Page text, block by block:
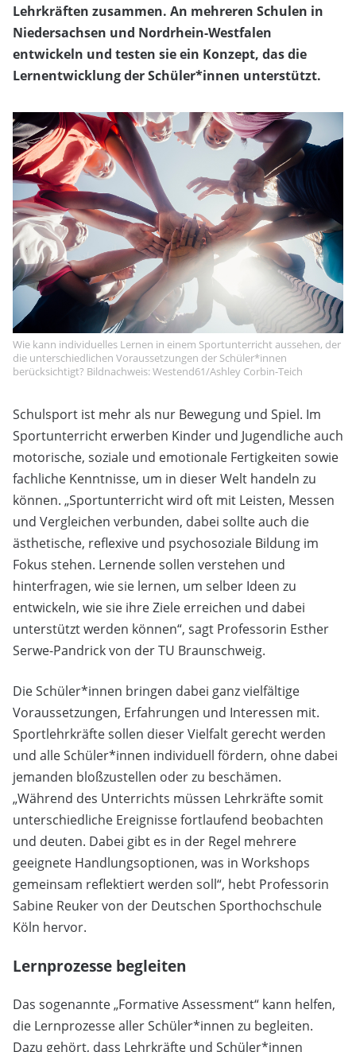
Lehrkräften zusammen. An mehreren Schulen in
Niedersachsen und Nordrhein-Westfalen
entwickeln und testen sie ein Konzept, das die
Lernentwicklung der Schüler*innen unterstützt.
Wie kann individuelles Lernen in einem Sportunterricht aussehen, der
die unterschiedlichen Voraussetzungen der Schüler*innen
berücksichtigt? Bildnachweis: Westend61/Ashley Corbin-Teich
Schulsport ist mehr als nur Bewegung und Spiel. Im
Sportunterricht erwerben Kinder und Jugendliche auch
motorische, soziale und emotionale Fertigkeiten sowie
fachliche Kenntnisse, um in dieser Welt handeln zu
können. „Sportunterricht wird oft mit Leisten, Messen
und Vergleichen verbunden, dabei sollte auch die
ästhetische, reflexive und psychosoziale Bildung im
Fokus stehen. Lernende sollen verstehen und
hinterfragen, wie sie lernen, um selber Ideen zu
entwickeln, wie sie ihre Ziele erreichen und dabei
unterstützt werden können“, sagt Professorin Esther
Serwe-Pandrick von der TU Braunschweig.
Die Schüler*innen bringen dabei ganz vielfältige
Voraussetzungen, Erfahrungen und Interessen mit.
Sportlehrkräfte sollen dieser Vielfalt gerecht werden
und alle Schüler*innen individuell fördern, ohne dabei
jemanden bloßzustellen oder zu beschämen.
„Während des Unterrichts müssen Lehrkräfte somit
unterschiedliche Ereignisse fortlaufend beobachten
und deuten. Dabei gibt es in der Regel mehrere
geeignete Handlungsoptionen, was in Workshops
gemeinsam reflektiert werden soll“, hebt Professorin
Sabine Reuker von der Deutschen Sporthochschule
Köln hervor.
Lernprozesse begleiten
Das sogenannte „Formative Assessment“ kann helfen,
die Lernprozesse aller Schüler*innen zu begleiten.
Dazu gehört, dass Lehrkräfte und Schüler*innen